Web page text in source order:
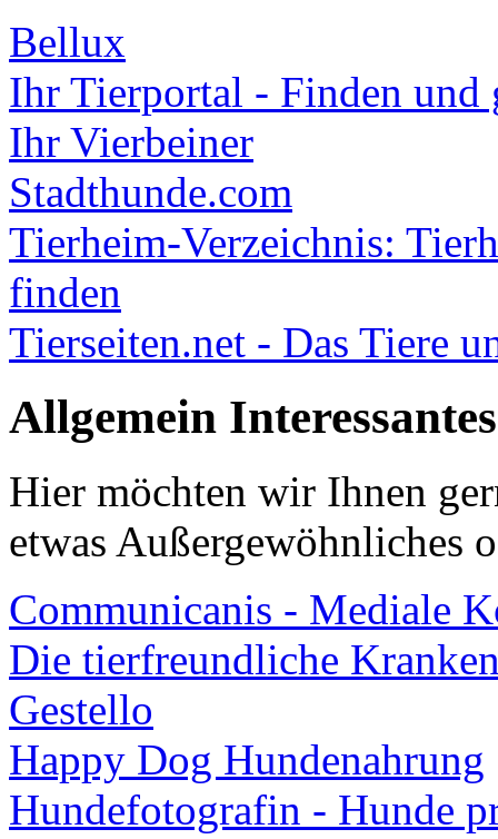
Bellux
Ihr Tierportal - Finden und
Ihr Vierbeiner
Stadthunde.com
Tierheim-Verzeichnis:
finden
Tierseiten.net - Das Tiere
Allgemein Interessantes
Hier möchten wir Ihnen
etwas Außergewöhnliches
Communicanis - Mediale
Die tierfreundliche
Gestello
Happy Dog Hundenahrung
Hundefotografin - Hunde